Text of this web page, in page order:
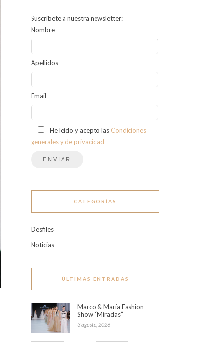
Suscríbete a nuestra newsletter:
Nombre
Apellidos
Email
He leído y acepto las Condiciones
generales y de privacidad
CATEGORÍAS
Desfiles
Noticias
ÚLTIMAS ENTRADAS
Marco & María Fashion
Show “Miradas”
3 agosto, 2026